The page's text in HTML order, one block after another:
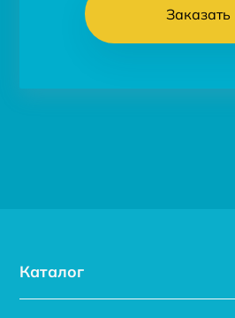
Заказать
Каталог
Каталог